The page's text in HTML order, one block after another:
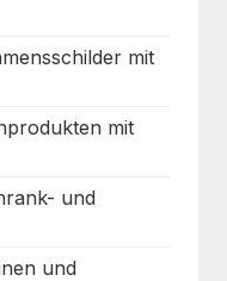
mit
mit
und
und